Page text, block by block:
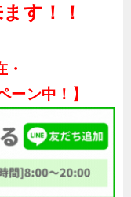
す！！
ーン中！】